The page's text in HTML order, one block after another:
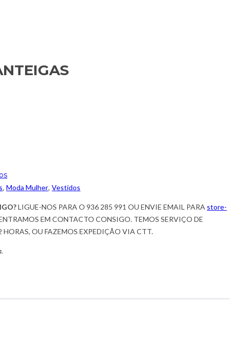
,Moda Mulher,Vestidos
LIGUE-NOS PARA O 936 285 991 OU ENVIE EMAIL PARA store-
EM CONTACTO CONSIGO. TEMOS SERVIÇO DE
HORAS, OU FAZEMOS EXPEDIÇÃO VIA CTT.